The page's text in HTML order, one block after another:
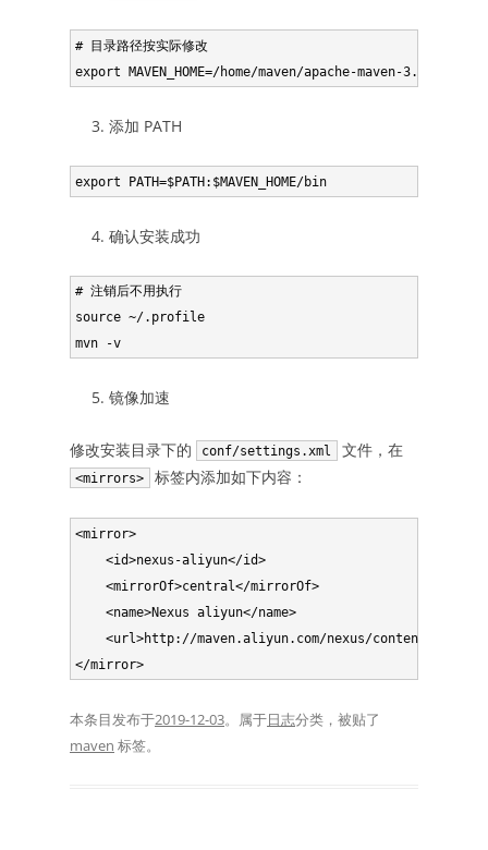
# 目录路径按实际修改
添加 PATH
确认安装成功
# 注销后不用执行
source ~/.profile
镜像加速
修改安装目录下的 conf/settings.xml 文件，在
<mirrors> 标签内添加如下内容：
<mirror>
    <id>nexus-aliyun</id>
    <mirrorOf>central</mirrorOf>
    <name>Nexus aliyun</name>
<url>http://maven.aliyun.com/nexus/content/
本条目发布于2019-12-03。属于日志分类，被贴了
maven 标签。